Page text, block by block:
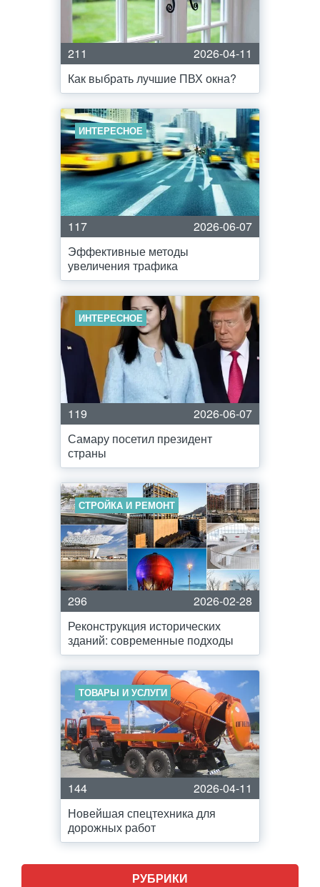
211
2026-04-11
Как выбрать лучшие ПВХ окна?
ИНТЕРЕСНОЕ
117
2026-06-07
Эффективные методы
увеличения трафика
ИНТЕРЕСНОЕ
119
2026-06-07
Самару посетил президент
страны
СТРОЙКА И РЕМОНТ
296
2026-02-28
Реконструкция исторических
зданий: современные подходы
ТОВАРЫ И УСЛУГИ
144
2026-04-11
Новейшая спецтехника для
дорожных работ
РУБРИКИ